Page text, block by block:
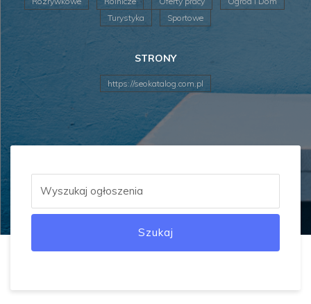
Turystyka
Sportowe
STRONY
https://seokatalog.com.pl
Szukaj